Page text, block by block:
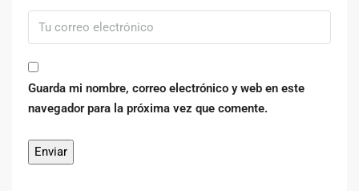
Guarda mi nombre, correo electrónico y web en este
navegador para la próxima vez que comente.